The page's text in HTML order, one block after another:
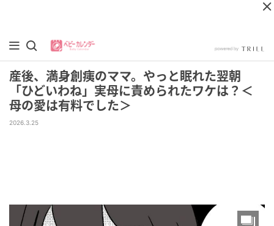
産後、満身創痍のママ。やっと眠れた翌朝
「ひどいわね」実母に責められたワケは？＜
母の愛は有料でした＞
2026.3.25